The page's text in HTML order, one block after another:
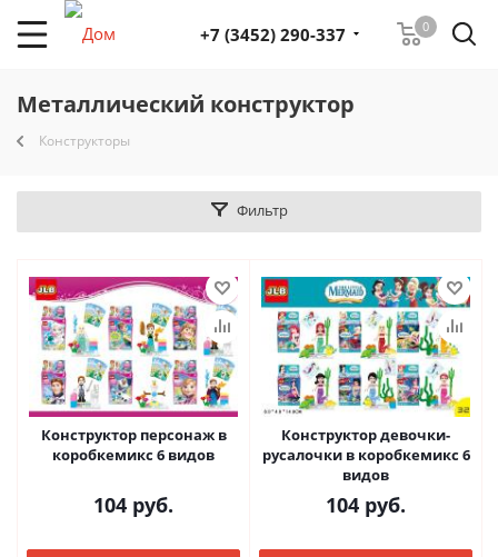
0
+7 (3452) 290-337
Металлический конструктор
Конструкторы
Фильтр
Конструктор персонаж в
коробкемикс 6 видов
104 руб.
Конструктор девочки-
русалочки в коробкемикс 6
видов
104 руб.